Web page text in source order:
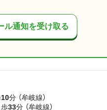
ル通知を受け取る
10分 （牟岐線）
歩33分 （牟岐線）